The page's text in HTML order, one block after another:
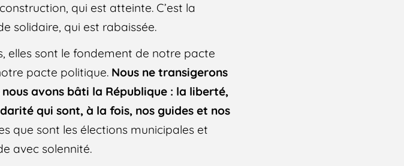
qui est atteinte. C’est la
solidaire, qui est rabaissée.
elles sont le fondement de notre pacte
pacte politique. Nous ne transigerons
avons bâti la République : la liberté,
qui sont, à la fois, nos guides et nos
que sont les élections municipales et
avec solennité.